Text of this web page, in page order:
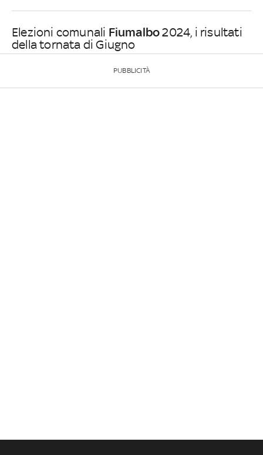
Elezioni comunali Fiumalbo2024, i risultati
della tornata di Giugno
PUBBLICITÀ